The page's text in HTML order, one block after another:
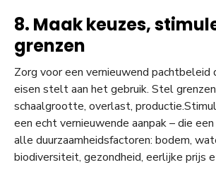
8. Maak keuzes,
grenzen
Zorg voor een vernieuwend pachtbeleid
eisen stelt aan het gebruik. Stel
schaalgrootte, overlast,
een echt vernieuwende aanpak – die
alle duurzaamheidsfactoren: bodem,
biodiversiteit, gezondheid, eerlijke prijs